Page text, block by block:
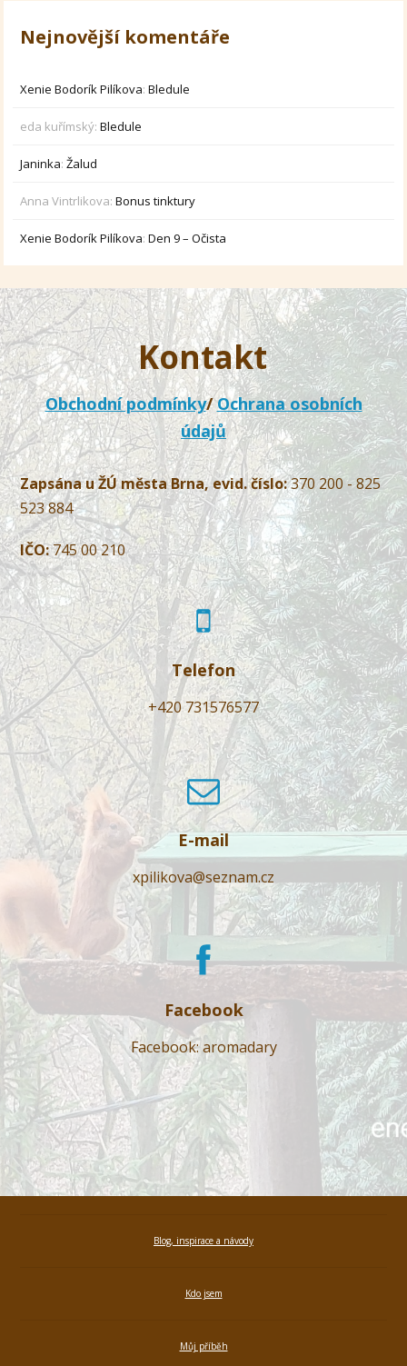
Nejnovější komentáře
Xenie Bodorík Pilíkova:Bledule
eda kuřímský:Bledule
Janinka:Žalud
Anna Vintrlikova:Bonus tinktury
Xenie Bodorík Pilíkova:Den 9 – Očista
Kontakt
Obchodní podmínky/Ochrana osobních
údajů
Zapsána u ŽÚ města Brna, evid. číslo:370 200 - 825
523 884
IČO:745 00 210
Telefon
+420 731576577
E-mail
xpilikova@seznam.cz
Facebook
Facebook: aromadary
Blog, inspirace a návody
Kdo jsem
Můj příběh